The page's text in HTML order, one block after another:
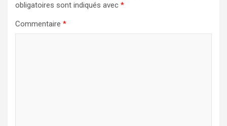
obligatoires sont indiqués avec *
Commentaire *